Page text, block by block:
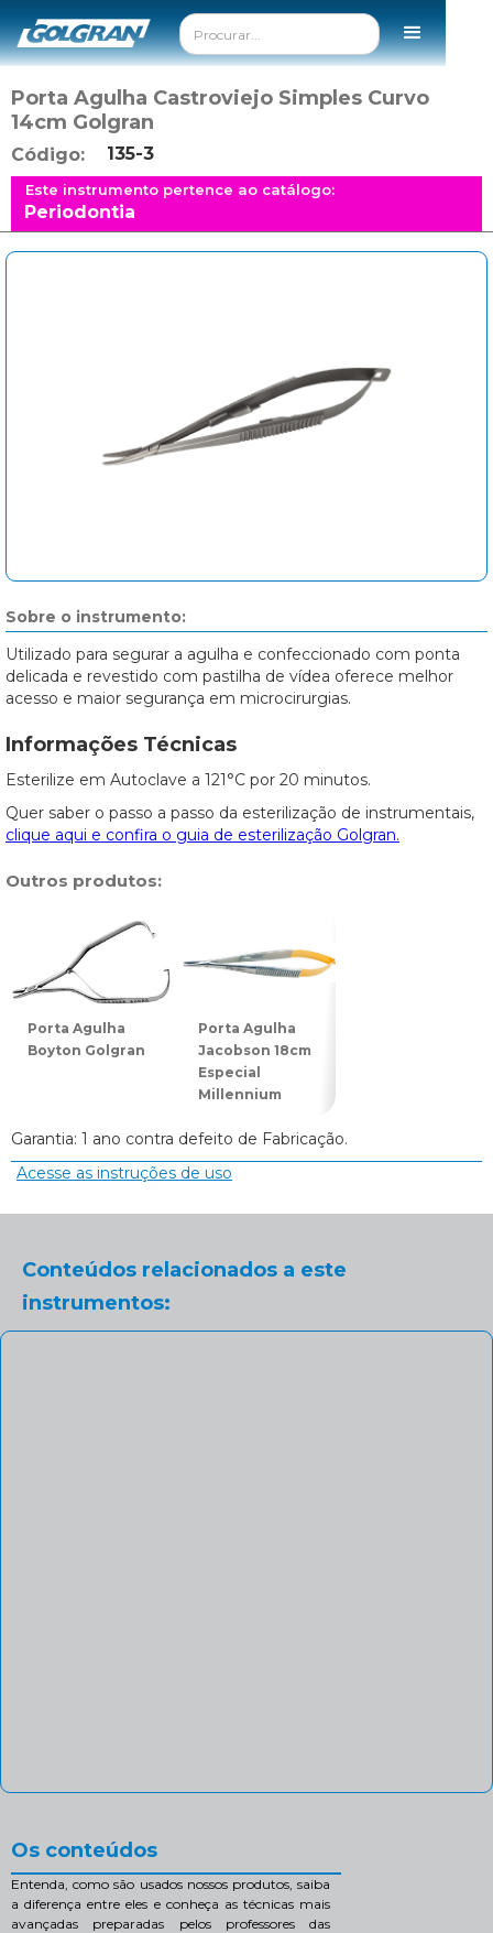
Porta Agulha Castroviejo Simples Curvo
14cm Golgran
Código: 135-3
Este instrumento pertence ao catálogo:
Periodontia
Sobre o instrumento:
Utilizado para segurar a agulha e confeccionado com ponta
delicada e revestido com pastilha de vídea oferece melhor
acesso e maior segurança em microcirurgias.
Informações Técnicas
Esterilize em Autoclave a 121°C por 20 minutos.
Quer saber o passo a passo da esterilização de instrumentais,
clique aqui e confira o guia de esterilização Golgran.
Outros produtos:
Porta Agulha
Boyton Golgran
Porta Agulha
Jacobson 18cm
Especial
Millennium
Garantia: 1 ano contra defeito de Fabricação.
Acesse as instruções de uso
Conteúdos relacionados a este
instrumentos:
Os conteúdos
Entenda, como são usados nossos produtos, saiba
a diferença entre eles e conheça as técnicas mais
avançadas preparadas pelos professores das